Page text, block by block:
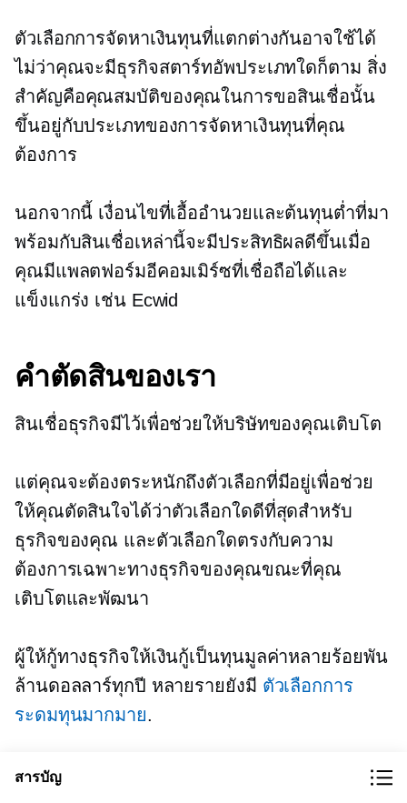
ตัวเลือกการจัดหาเงินทุนที่แตกต่างกันอาจใช้ได้
ไม่ว่าคุณจะมีธุรกิจสตาร์ทอัพประเภทใดก็ตาม สิ่ง
สำคัญคือคุณสมบัติของคุณในการขอสินเชื่อนั้น
ขึ้นอยู่กับประเภทของการจัดหาเงินทุนที่คุณ
ต้องการ
นอกจากนี้ เงื่อนไขที่เอื้ออำนวยและต้นทุนต่ำที่มา
พร้อมกับสินเชื่อเหล่านี้จะมีประสิทธิผลดีขึ้นเมื่อ
คุณมีแพลตฟอร์มอีคอมเมิร์ซที่เชื่อถือได้และ
แข็งแกร่ง เช่น Ecwid
คำตัดสินของเรา
สินเชื่อธุรกิจมีไว้เพื่อช่วยให้บริษัทของคุณเติบโต
แต่คุณจะต้องตระหนักถึงตัวเลือกที่มีอยู่เพื่อช่วย
ให้คุณตัดสินใจได้ว่าตัวเลือกใดดีที่สุดสำหรับ
ธุรกิจของคุณ และตัวเลือกใดตรงกับความ
ต้องการเฉพาะทางธุรกิจของคุณขณะที่คุณ
เติบโตและพัฒนา
ผู้ให้กู้ทางธุรกิจให้เงินกู้เป็นทุนมูลค่าหลายร้อยพัน
ล้านดอลลาร์ทุกปี หลายรายยังมี ตัวเลือกการ
ระดมทุนมากมาย.
ดังนั้นอย่าลืมมองหาตัวเลือกที่เหมาะสมที่สุดในแง่
สารบัญ